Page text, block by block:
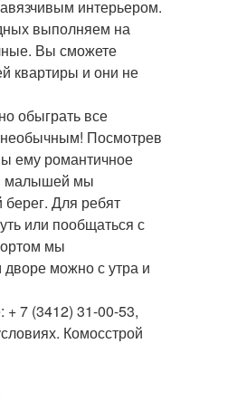
интерьером.
выполняем на
Вы сможете
квартиры и они не
обыграть все
Посмотрев
ему романтичное
малышей мы
Для ребят
или пообщаться с
мы
можно с утра и
+ 7 (3412) 31-00-53,
Комосстрой